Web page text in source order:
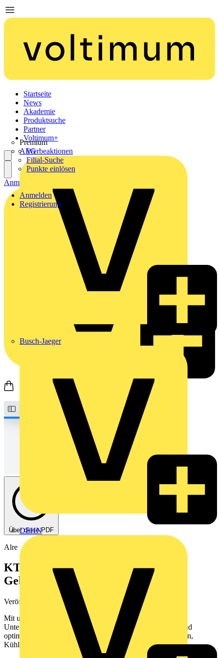
Startseite
News
Akademie
Produktsuche
Partner
Premium
AEG
Busch-Jaeger
DEHN
Voltimum+
Werbeaktionen
Filial-Suche
Punkte einlösen
Anmelden
Registrierung
Anmelden
Über diese PDF
Alre
KTRBUu. Der BACnet
Gebäudeautomatisator.
Veröffentlicht: 8. September 2023
· Kategorie: Flyer
Mit unserem BACnet Raumregler – dem einzigen BACnet
Unterputzregler am Markt – steuern, regeln, überwachen und
optimieren Sie alle zentralen Gebäudefunktionen wie Heizen,
Kühlen oder Belüftung.